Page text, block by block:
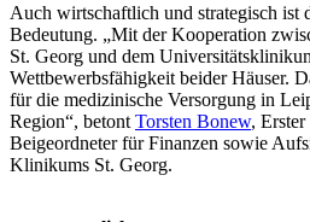
Auch wirtschaftlich und strategisch ist
Bedeutung. „Mit der Kooperation
St. Georg und dem
Wettbewerbsfähigkeit beider Häuser.
für die medizinische Versorgung in
Region“, betont Torsten Bonew, Erster
Beigeordneter für Finanzen sowie
Klinikums St. Georg.